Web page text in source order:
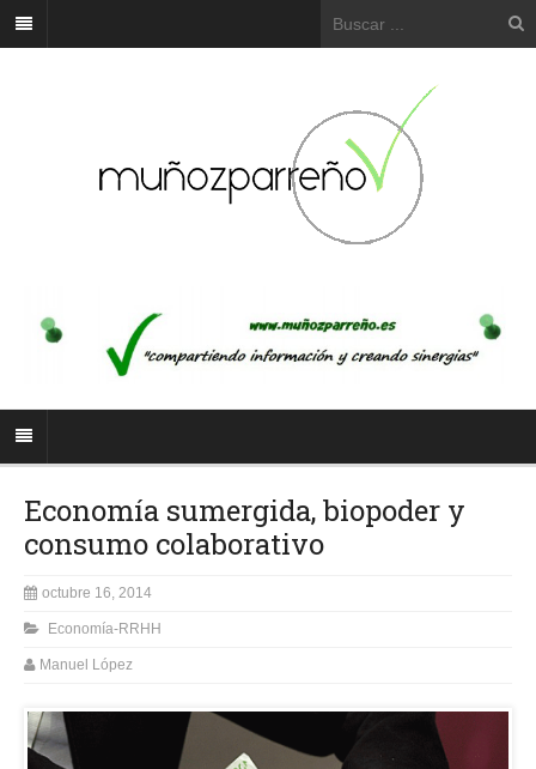
Economía sumergida, biopoder y
consumo colaborativo
octubre 16, 2014
Economía-RRHH
Manuel López